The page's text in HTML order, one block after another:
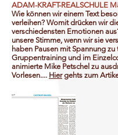
ADAM-KRAFT-REALSCHULE
Wie können wir einem Text
verleihen? Womit drücken wir
verschiedensten Emotionen
unsere Stimme, wenn wir sie
haben Pausen mit Spannung zu
Gruppentraining und im
animierte Mike Petschel zu
Vorlesen.... Hiergehts zum